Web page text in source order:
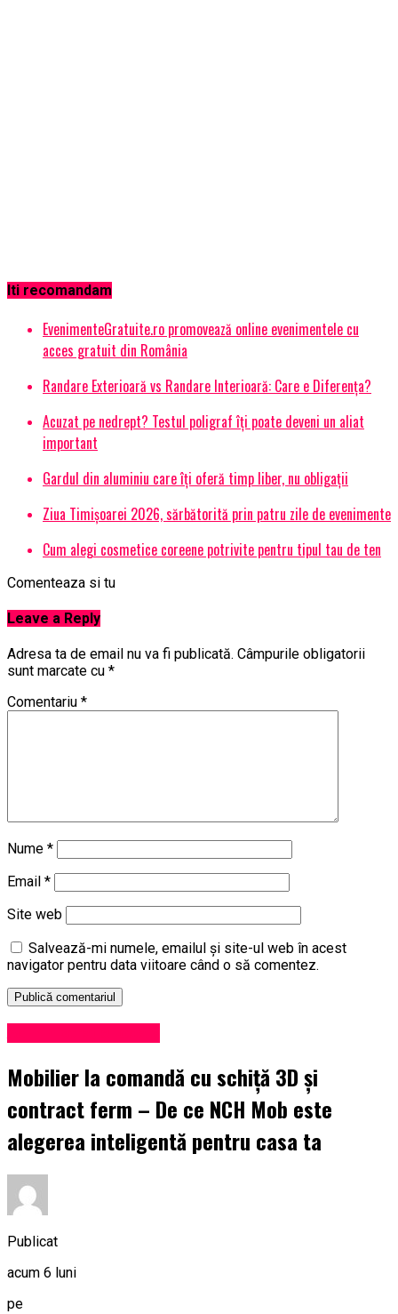
Iti recomandam
EvenimenteGratuite.ro promovează online evenimentele cu
acces gratuit din România
Randare Exterioară vs Randare Interioară: Care e Diferența?
Acuzat pe nedrept? Testul poligraf îţi poate deveni un aliat
important
Gardul din aluminiu care îți oferă timp liber, nu obligații
Ziua Timișoarei 2026, sărbătorită prin patru zile de evenimente
Cum alegi cosmetice coreene potrivite pentru tipul tau de ten
Comenteaza si tu
Leave a Reply
Adresa ta de email nu va fi publicată. Câmpurile obligatorii
sunt marcate cu *
Comentariu *
Nume *
Email *
Site web
Salvează-mi numele, emailul și site-ul web în acest
navigator pentru data viitoare când o să comentez.
Mobilier la comandă cu schiță 3D și
contract ferm – De ce NCH Mob este
alegerea inteligentă pentru casa ta
Publicat
acum 6 luni
pe